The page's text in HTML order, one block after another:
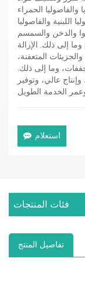
الحمراء
اللبنية والفاصوليا
والدخن والسمسم
إلى ذلك. الإزالة
المتعفنة،
وما إلى ذلك.
عالي، وتوفير
استعلام
فئات المنتجات
تفاصيل المنتج